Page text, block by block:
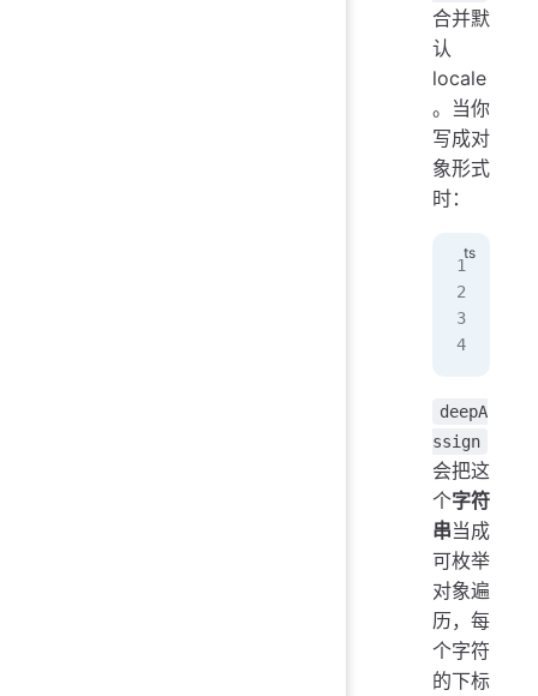
合并默
认
locale
。当你
写成对
象形式
时：
deepA
ssign
会把这
个字符
串当成
可枚举
对象遍
历，每
个字符
的下标